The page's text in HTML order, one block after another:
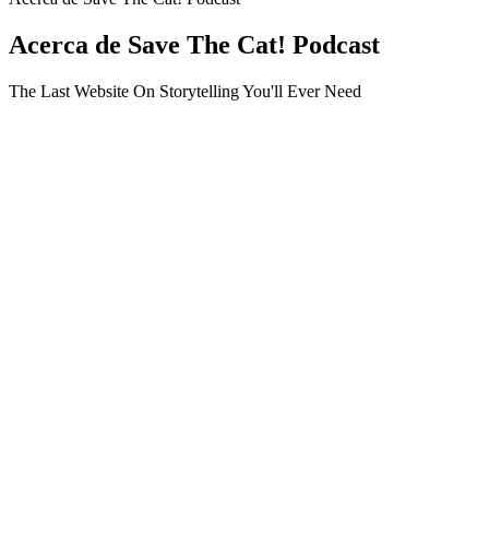
Acerca de Save The Cat! Podcast
The Last Website On Storytelling You'll Ever Need